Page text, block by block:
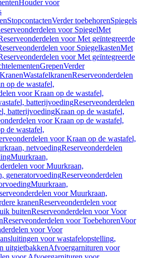
Houder voor
StopcontactenVerder toebehorenSpiegels
voor SpiegelMet
voor Met geïntegreerde
voor SpiegelkastenMet
voor Met geïntegreerde
GrepenVerder
KranenWastafelkranenReserveonderdelen
op de wastafel,
voor Kraan op de wastafel,
batterijvoedingReserveonderdelen
batterijvoedingKraan op de wastafel,
voor Kraan op de wastafel,
de wastafel,
voor Kraan op de wastafel,
netvoedingReserveonderdelen
Muurkraan,
voor Muurkraan,
generatorvoedingReserveonderdelen
Muurkraan,
voor Muurkraan,
kranenReserveonderdelen voor
buitenReserveonderdelen voor Voor
Reserveonderdelen voor ToebehorenVoor
voor Voor
voor wastafelopstelling,
uitgietbakkenAfvoergarnituren voor